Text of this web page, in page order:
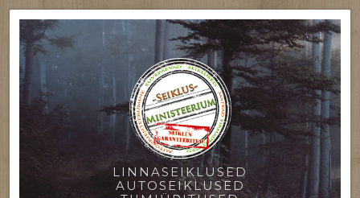
LINNASEIKLUSED
AUTOSEIKLUSED